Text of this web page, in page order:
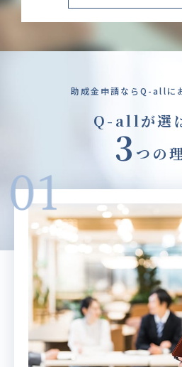
助成金申請ならQ-allに
Q-allが選
3 つの